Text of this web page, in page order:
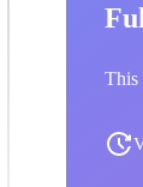
This